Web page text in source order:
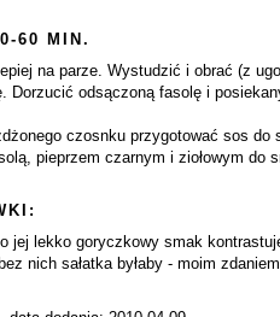
60 MIN.
na parze. Wystudzić i obrać (z
Dorzucić odsączoną fasolę i
czosnku przygotować sos
pieprzem czarnym i ziołowym do
jej lekko goryczkowy smak
nich sałatka byłaby - moim